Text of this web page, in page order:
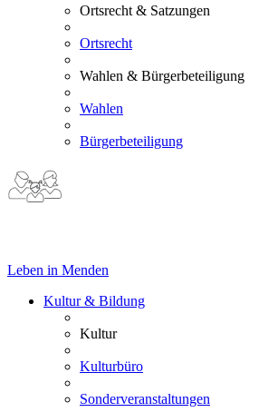
Ortsrecht & Satzungen
Ortsrecht
Wahlen & Bürgerbeteiligung
Wahlen
Bürgerbeteiligung
Leben in Menden
Kultur & Bildung
Kultur
Kulturbüro
Sonderveranstaltungen